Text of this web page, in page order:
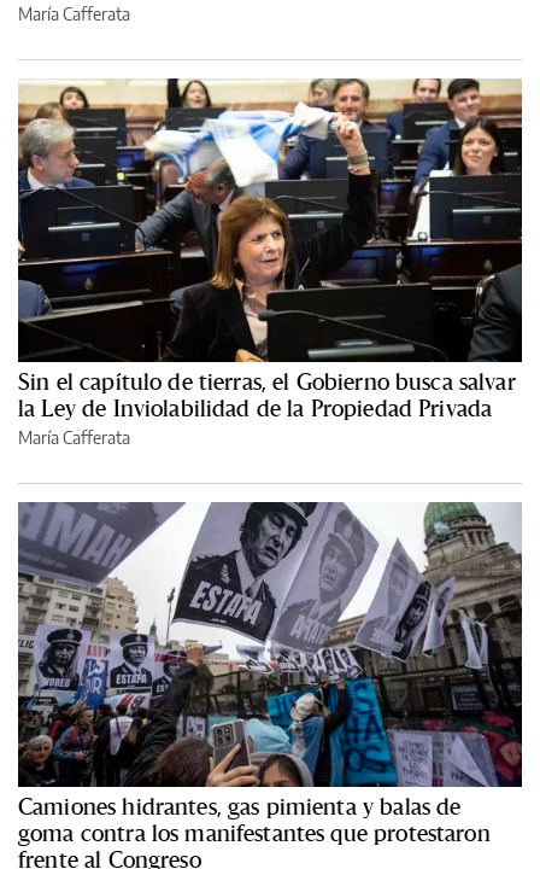
María Cafferata
Sin el capítulo de tierras, el Gobierno busca salvar
la Ley de Inviolabilidad de la Propiedad Privada
María Cafferata
Camiones hidrantes, gas pimienta y balas de
goma contra los manifestantes que protestaron
frente al Congreso